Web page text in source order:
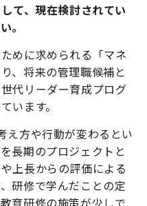
して、現在検討されてい
。
めに求められる「マネ
、将来の管理職候補と
代リーダー育成プログ
います。
え方や行動が変わるとい
長期のプロジェクトと
上長からの評価による
研修で学んだことの定